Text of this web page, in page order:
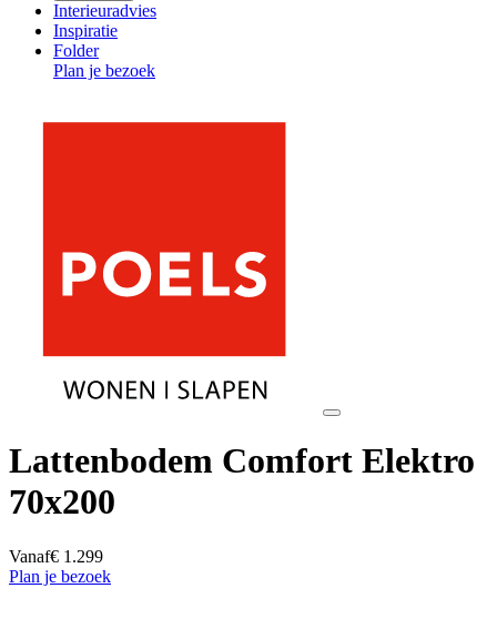
Interieuradvies
Inspiratie
Folder
Plan je bezoek
Lattenbodem Comfort Elektro
70x200
Vanaf€ 1.299
Plan je bezoek